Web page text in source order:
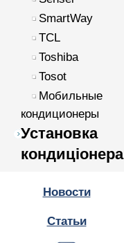
SmartWay
TCL
Toshiba
Tosot
Мобильные
кондиционеры
Установка
кондиціонера
Новости
Статьи